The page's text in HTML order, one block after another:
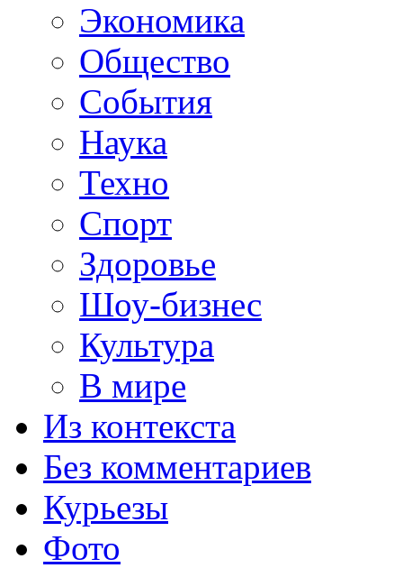
Экономика
Общество
События
Наука
Техно
Спорт
Здоровье
Шоу-бизнес
Культура
В мире
Из контекста
Без комментариев
Курьезы
Фото